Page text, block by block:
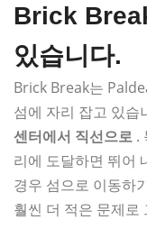
Brick
있습니다.
Brick Break는
섬에 자리 잡고 있습
센터에서 직선으로 .
리에 도달하면 뛰어
경우 섬으로 이동하
훨씬 더 적은 문제로